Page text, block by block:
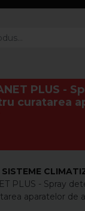
PLUS -
curatarea
PLUS - Spray
aparatelor de